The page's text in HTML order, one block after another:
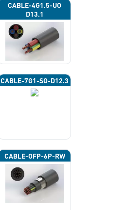
CABLE-4G1.5-UO
D13.1
CABLE-7G1-SO-D12.3
CABLE-OFP-6P-RW